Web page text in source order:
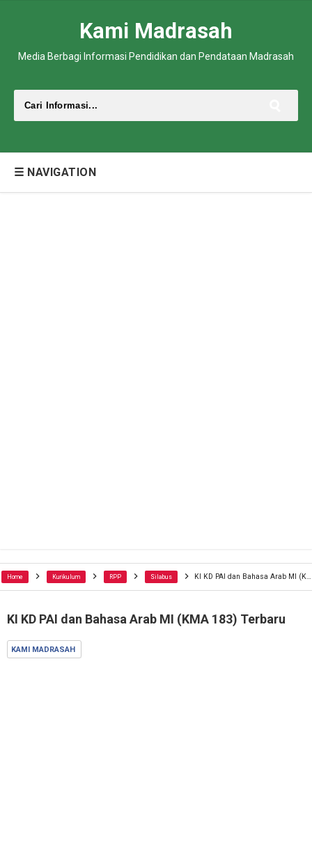
Kami Madrasah
Media Berbagi Informasi Pendidikan dan Pendataan Madrasah
☰ NAVIGATION
Home Kurikulum RPP Silabus KI KD PAI dan Bahasa Arab MI (KMA 183) Terbaru
KI KD PAI dan Bahasa Arab MI (KMA 183) Terbaru
KAMI MADRASAH